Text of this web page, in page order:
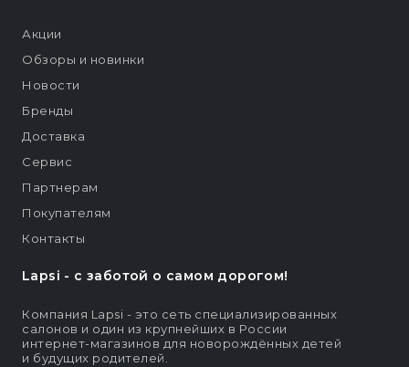
Lapsi - c заботой о самом дорогом!
Компания Lapsi - это сеть специализированных
салонов и один из крупнейших в России
интернет-магазинов для новорождённых детей
и будущих родителей.
Акции
Обзоры и новинки
Новости
Бренды
Доставка
Сервис
Партнерам
Покупателям
Контакты